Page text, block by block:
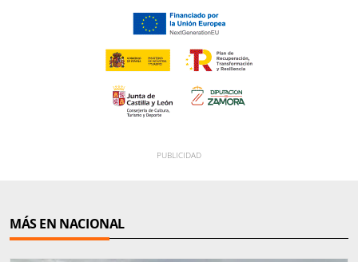
MÁS EN NACIONAL